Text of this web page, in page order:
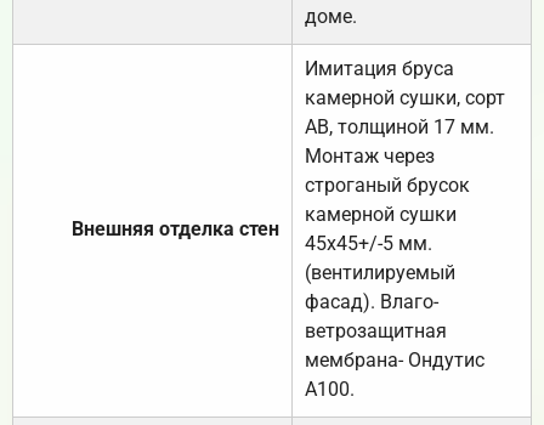
доме.
Внешняя отделка стен
Имитация бруса
камерной сушки, сорт
АВ, толщиной 17 мм.
Монтаж через
строганый брусок
камерной сушки
45х45+/-5 мм.
(вентилируемый
фасад). Влаго-
ветрозащитная
мембрана- Ондутис
А100.